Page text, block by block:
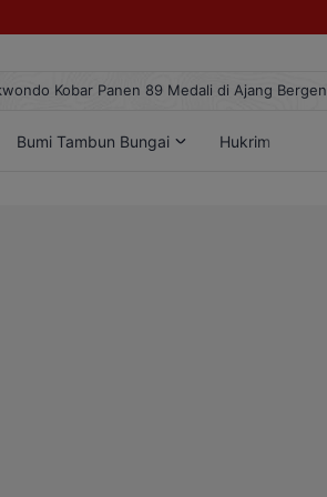
Kobar Panen 89 Medali di Ajang
Bumi Tambun Bungai Hukrim